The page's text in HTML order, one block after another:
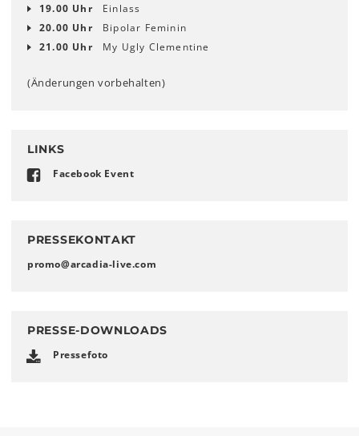
19.00 Uhr
Einlass
20.00 Uhr
Bipolar Feminin
21.00 Uhr
My Ugly Clementine
(Änderungen vorbehalten)
LINKS
Facebook Event
PRESSEKONTAKT
promo@arcadia-live.com
PRESSE-DOWNLOADS
Pressefoto